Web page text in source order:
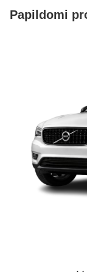
Papildomi